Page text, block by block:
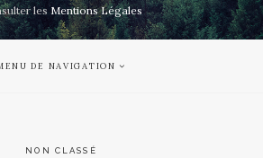
lesMentions Légales
DE NAVIGATION
NON CLASSÉ